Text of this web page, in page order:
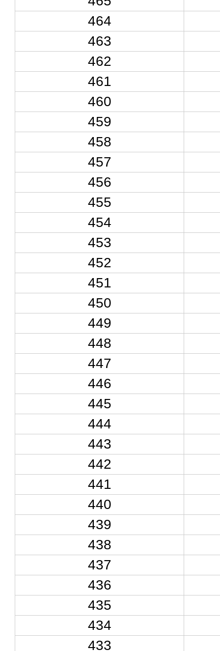
464
463
462
461
460
459
458
457
456
455
454
453
452
451
450
449
448
447
446
445
444
443
442
441
440
439
438
437
436
435
434
433